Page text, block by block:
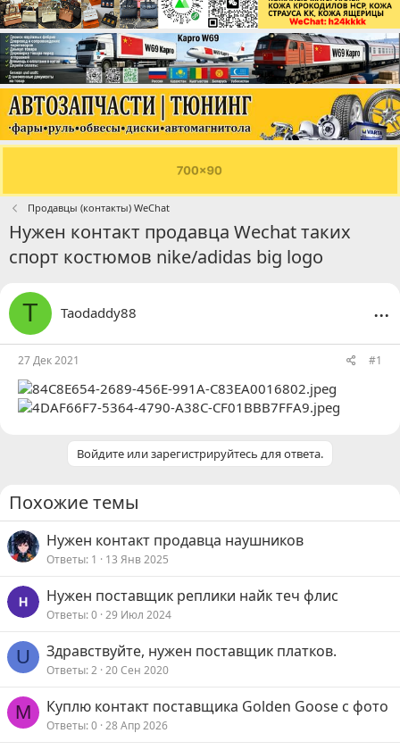
Продавцы (контакты) WeChat
Нужен контакт продавца Wechat таких
спорт костюмов nike/adidas big logo
T Taodaddy88 ...
27 Дек 2021 #1
Войдите или зарегистрируйтесь для ответа.
Похожие темы
Нужен контакт продавца наушников
Ответы 1 13 Янв 2025
Нужен поставщик реплики найк теч флис
Ответы 0 29 Июл 2024
U Здравствуйте, нужен поставщик платков.
Ответы 2 20 Сен 2020
M Куплю контакт поставщика Golden Goose с фото
Ответы 0 28 Апр 2026